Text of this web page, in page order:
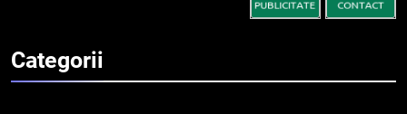
la 1 iulie în România
3
Pariuri cu plata în crypto:
Categorii